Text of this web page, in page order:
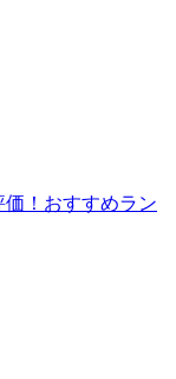
価！おすすめラン